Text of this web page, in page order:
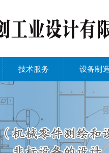
技术服务 设备制